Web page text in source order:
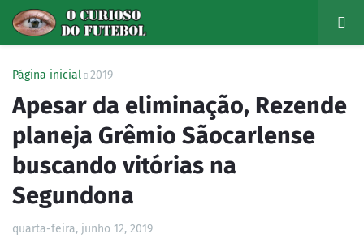
Página inicial 2019
Apesar da eliminação, Rezende
planeja Grêmio Sãocarlense
buscando vitórias na
Segundona
quarta-feira, junho 12, 2019